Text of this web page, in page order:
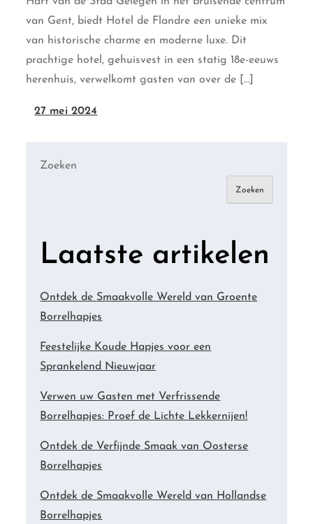
van Gent, biedt Hotel de Flandre een unieke mix
van historische charme en moderne luxe. Dit
prachtige hotel, gehuisvest in een statig 18e-eeuws
herenhuis, verwelkomt gasten van over de […]
27 mei 2024
Zoeken
Zoeken
Laatste artikelen
Ontdek de Smaakvolle Wereld van Groente
Borrelhapjes
Feestelijke Koude Hapjes voor een
Sprankelend Nieuwjaar
Verwen uw Gasten met Verfrissende
Borrelhapjes: Proef de Lichte Lekkernijen!
Ontdek de Verfijnde Smaak van Oosterse
Borrelhapjes
Ontdek de Smaakvolle Wereld van Hollandse
Borrelhapjes